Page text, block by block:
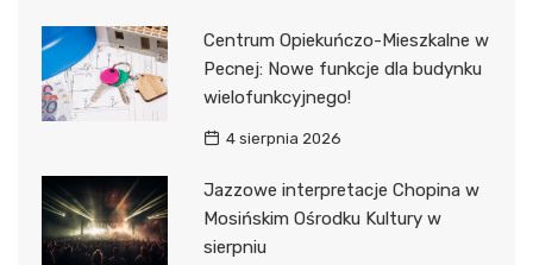
Centrum Opiekuńczo-Mieszkalne w
Pecnej: Nowe funkcje dla budynku
wielofunkcyjnego!
4 sierpnia 2026
Jazzowe interpretacje Chopina w
Mosińskim Ośrodku Kultury w
sierpniu